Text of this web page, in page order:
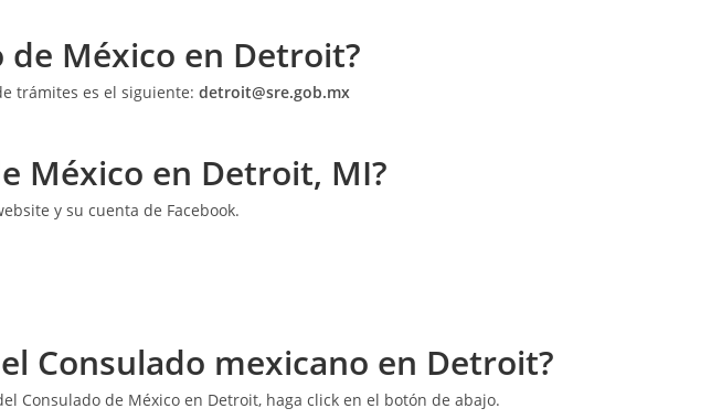
de México en Detroit?
trámites es el siguiente: detroit@sre.gob.mx
México en Detroit, MI?
y su cuenta de Facebook.
Consulado mexicano en Detroit?
Consulado de México en Detroit, haga click en el botón de abajo.